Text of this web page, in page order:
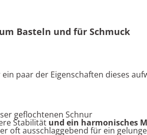
Basteln und für Schmuck
paar der Eigenschaften dieses
geflochtenen Schnur
Stabilität und ein harmonisches
oft ausschlaggebend für ein